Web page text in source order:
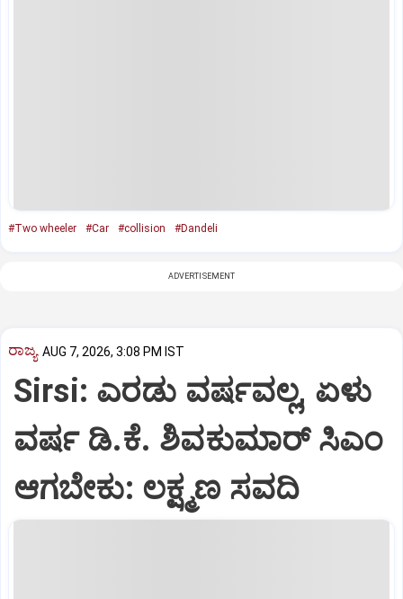
#Two wheeler #Car #collision #Dandeli
ADVERTISEMENT
ರಾಜ್ಯ AUG 7, 2026, 3:08 PM IST
Sirsi: ಎರಡು ವರ್ಷವಲ್ಲ, ಏಳು
ವರ್ಷ ಡಿ.ಕೆ. ಶಿವಕುಮಾರ್ ಸಿಎಂ
ಆಗಬೇಕು: ಲಕ್ಷ್ಮಣ ಸವದಿ